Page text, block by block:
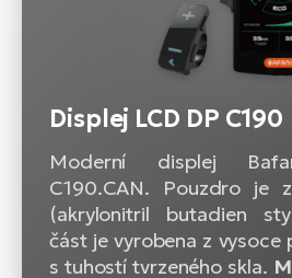
Displej LCD DP C190
Moderní displej
C190.CAN. Pouzdro je
(akrylonitril butadien
část je vyrobena z vysoce
s tuhostí tvrzeného skla.